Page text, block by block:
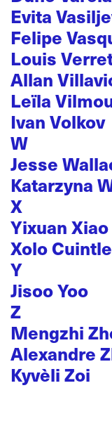
Evita
Felipe
Louis
Allan
Leïla
Ivan Volkov
W
Jesse
Katarzyna
X
Yixuan
Xolo Cuintle
Y
Jisoo Yoo
Z
Mengzhi
Alexandre
Kyvèli Zoi